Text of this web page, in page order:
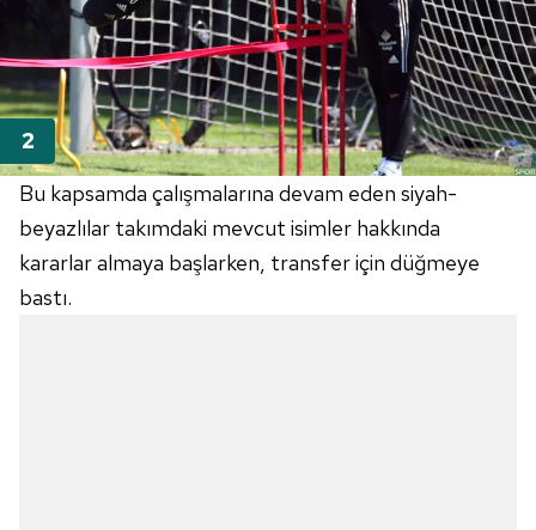
Bu kapsamda çalışmalarına devam eden siyah-
beyazlılar takımdaki mevcut isimler hakkında
kararlar almaya başlarken, transfer için düğmeye
bastı.